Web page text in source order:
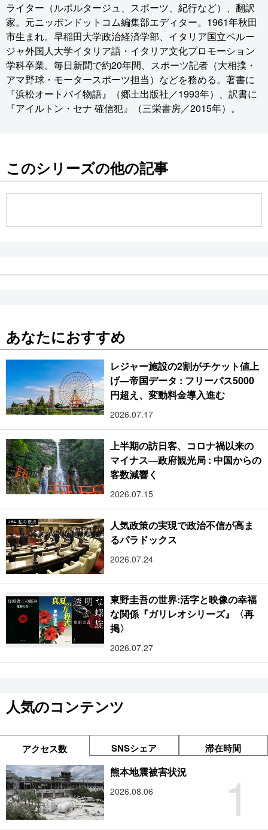
ライター（ルポルタージュ、スポーツ、紀行など）、翻訳
家。元ニッポンドットコム編集部エディター。1961年秋田
市生まれ。早稲田大学政治経済学部、イタリア国立ペルー
ジャ外国人大学イタリア語・イタリア文化プロモーション
学科卒業。毎日新聞で約20年間、スポーツ記者（大相撲・
アマ野球・モータースポーツ担当）などを務める。著書に
『浜松オートバイ物語』（郷土出版社／1993年）、訳書に
『アイルトン・セナ 確信犯』（三栄書房／2015年）。
このシリーズの他の記事
あなたにおすすめ
レジャー施設の2割がチケット値上
げ―帝国データ : フリーパス5000
円超え、変動料金導入進む
2026.07.17
上半期の訪日客、コロナ禍以来の
マイナス―政府観光局 : 中国からの
客数減響く
2026.07.15
人気政策の実現で政治不信が高ま
るパラドックス
2026.07.24
東野圭吾の世界:活字と映像の幸福
な関係『ガリレオシリーズ』〈再
掲〉
2026.07.27
人気のコンテンツ
アクセス数 SNSシェア 滞在時間
1
熊本地震被害状況
2026.08.06